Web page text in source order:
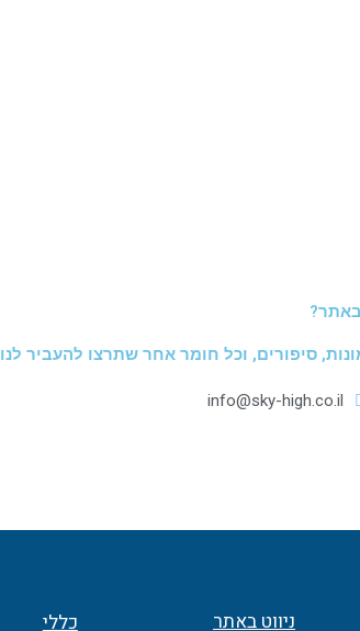
סיפורים, וכל חומר אחר שתרצו להעביר לנו
info@sky-high.co.il
ניווט באתר כללי